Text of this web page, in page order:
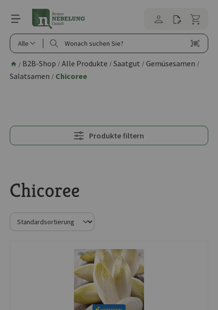
springen
Alle
/ B2B-Shop / Alle Produkte / Saatgut / Gemüsesamen /
Salatsamen / Chicoree
Produkte filtern
Chicoree